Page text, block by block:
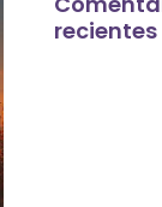
recientes